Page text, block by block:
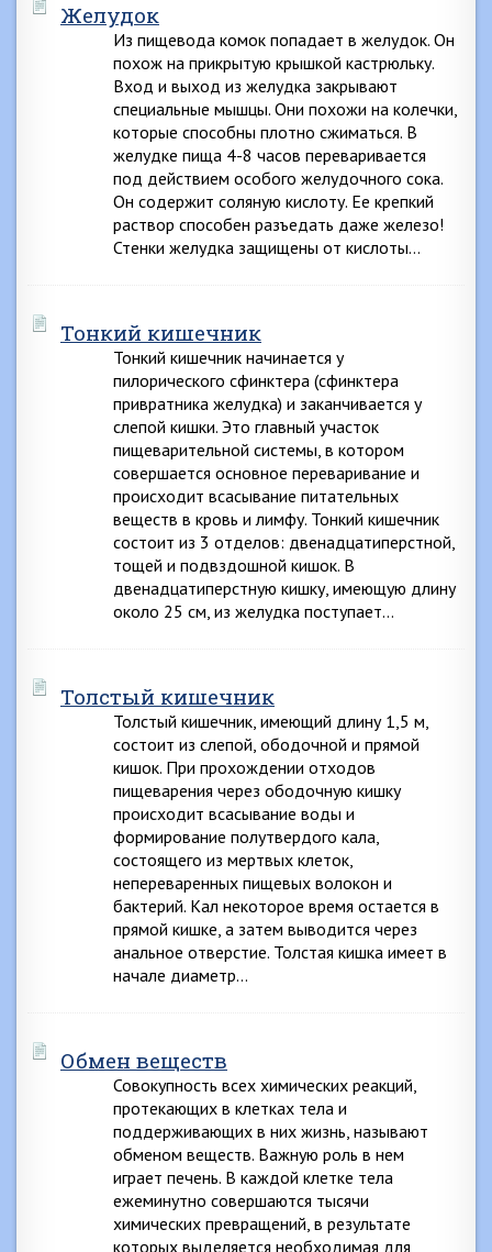
Желудок
Из пищевода комок попадает в желудок. Он
похож на прикрытую крышкой кастрюльку.
Вход и выход из желудка закрывают
специальные мышцы. Они похожи на колечки,
которые способны плотно сжиматься. В
желудке пища 4-8 часов переваривается
под действием особого желудочного сока.
Он содержит соляную кислоту. Ее крепкий
раствор способен разъедать даже железо!
Стенки желудка защищены от кислоты…
Тонкий кишечник
Тонкий кишечник начинается у
пилорического сфинктера (сфинктера
привратника желудка) и заканчивается у
слепой кишки. Это главный участок
пищеварительной системы, в котором
совершается основное переваривание и
происходит всасывание питательных
веществ в кровь и лимфу. Тонкий кишечник
состоит из 3 отделов: двенадцатиперстной,
тощей и подвздошной кишок. В
двенадцатиперстную кишку, имеющую длину
около 25 см, из желудка поступает…
Толстый кишечник
Толстый кишечник, имеющий длину 1,5 м,
состоит из слепой, ободочной и прямой
кишок. При прохождении отходов
пищеварения через ободочную кишку
происходит всасывание воды и
формирование полутвердого кала,
состоящего из мертвых клеток,
непереваренных пищевых волокон и
бактерий. Кал некоторое время остается в
прямой кишке, а затем выводится через
анальное отверстие. Толстая кишка имеет в
начале диаметр…
Обмен веществ
Совокупность всех химических реакций,
протекающих в клетках тела и
поддерживающих в них жизнь, называют
обменом веществ. Важную роль в нем
играет печень. В каждой клетке тела
ежеминутно совершаются тысячи
химических превращений, в результате
которых выделяется необходимая для